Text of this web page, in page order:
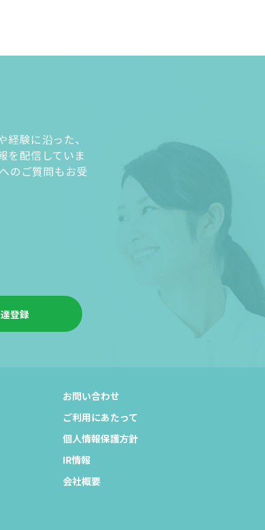
験に沿った、
を配信していま
のご質問もお受
登録
お問い合わせ
ご利用にあたって
個人情報保護方針
IR情報
会社概要